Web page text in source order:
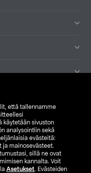
että tallennamme
käytetään sivuston
analysointiin sekä
evästeitä:
ja mainosevästeet.
sillä ne ovat
kannalta. Voit
Asetukset. Evästeiden